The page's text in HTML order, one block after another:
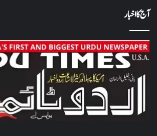
آج کا اخبار